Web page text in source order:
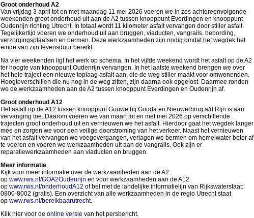
Groot onderhoud A2
Van vrijdag 3 april tot en met maandag 11 mei 2026 voeren we in zes achtereenvolgende
weekenden groot onderhoud uit aan de A2 tussen knooppunt Everdingen en knooppunt
Oudenrijn richting Utrecht. In totaal wordt 11 kilometer asfalt vervangen door stiller asfalt.
Tegelijkertijd voeren we onderhoud uit aan bruggen, viaducten, vangrails, bebording,
verzorgingsplaatsen en bermen. Deze werkzaamheden zijn nodig omdat het wegdek het
einde van zijn levensduur bereikt.
Na vier weekenden ligt het werk op schema. In het vijfde weekend wordt het asfalt op de A2
ter hoogte van knooppunt Oudenrijn vervangen. In het laatste weekend brengen we over
het hele traject een nieuwe toplaag asfalt aan, die de weg stiller maakt voor omwonenden.
Hoogteverschillen die nu nog in de weg zitten, zijn daarna ook opgelost. Daarmee ronden
we de werkzaamheden aan de A2 tussen knooppunt Everdingen en Oudenrijn af.
Groot onderhoud A12
Het asfalt op de A12 tussen knooppunt Gouwe bij Gouda en Nieuwerbrug a/d Rijn is aan
vervanging toe. Daarom voeren we van maart tot en met mei 2026 op verschillende
trajecten groot onderhoud uit en vernieuwen we het asfalt. Hierdoor gaat het wegdek langer
mee en zorgen we voor een veilige doorstroming van het verkeer. Naast het vernieuwen
van het asfalt vervangen we voegovergangen, verlagen we bermen om hemelwater beter af
te voeren en voeren we werkzaamheden uit aan de vangrails. Ook zijn er
reparatiewerkzaamheden aan viaducten en bruggen.
Meer informatie
Kijk voor meer informatie over de werkzaamheden aan de A2
op www.rws.nl/GOA2Oudenrijn en voor werkzaamheden aan de A12
op www.rws.nl/onderhoudA12 of bel met de landelijke informatielijn van Rijkswaterstaat:
0800-8002 (gratis). Een overzicht van alle werkzaamheden in de regio Utrecht staat
op www.rws.nl/bereikbaarutrecht.
Klik hier voor de online versie van het persbericht.